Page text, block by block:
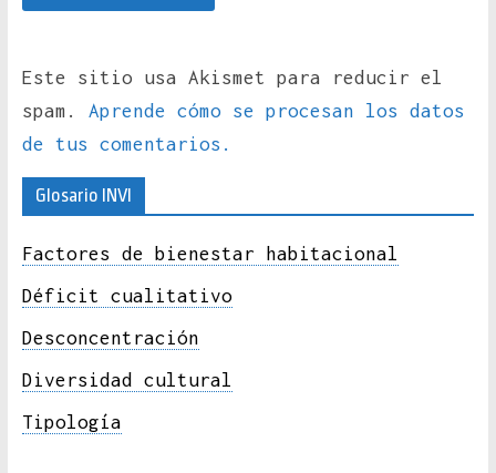
Este sitio usa Akismet para reducir el
spam. Aprende cómo se procesan los datos
de tus comentarios.
Glosario INVI
Factores de bienestar habitacional
Déficit cualitativo
Desconcentración
Diversidad cultural
Tipología